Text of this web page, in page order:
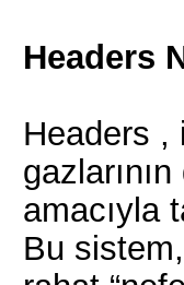
Headers
Headers ,
amacıyla
Bu